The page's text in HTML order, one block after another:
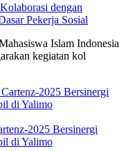
dengan
Pekerja Sosial
Islam Indonesia
kegiatan kol
2025 Bersinergi
di Yalimo